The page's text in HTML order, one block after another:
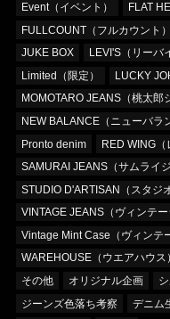
Event（イベント）
FLAT
FULLCOUNT（フルカウント）
JUKE BOX
LEVI'S（リーバ
Limited（限定）
LUCKY
MOMOTARO JEANS（桃太郎
NEW BALANCE（ニューバラ
Pronto denim
RED WING（
SAMURAI JEANS（サムライジ
STUDIO D'ARTISAN（スタジ
VINTAGE JEANS（ヴィンテー
Vintage Mint Case（ヴィンテ
WAREHOUSE（ウエアハウス）
その他
オリジナル企画
ジーンズ色落ち考察
デニム